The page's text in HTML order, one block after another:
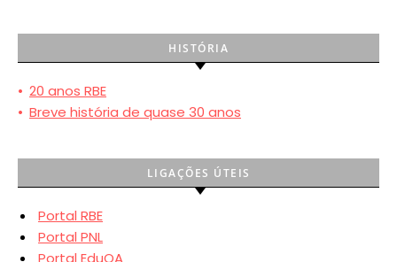
HISTÓRIA
• 20 anos RBE
• Breve história de quase 30 anos
LIGAÇÕES ÚTEIS
Portal RBE
Portal PNL